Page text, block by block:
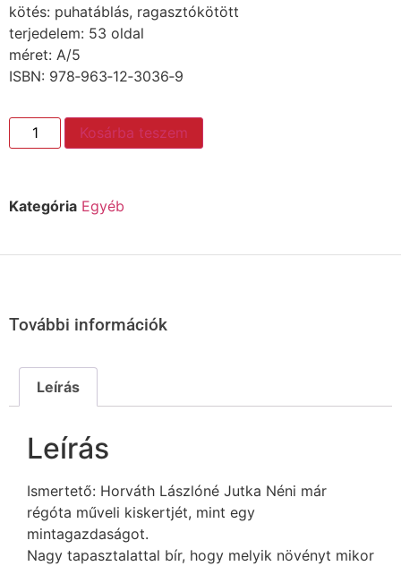
kötés: puhatáblás, ragasztókötött
terjedelem: 53 oldal
méret: A/5
ISBN: 978‐963‐12‐3036‐9
Kosárba teszem
Kategória Egyéb
További információk
Leírás
Leírás
Ismertető: Horváth Lászlóné Jutka Néni már
régóta műveli kiskertjét, mint egy
mintagazdaságot.
Nagy tapasztalattal bír, hogy melyik növényt mikor